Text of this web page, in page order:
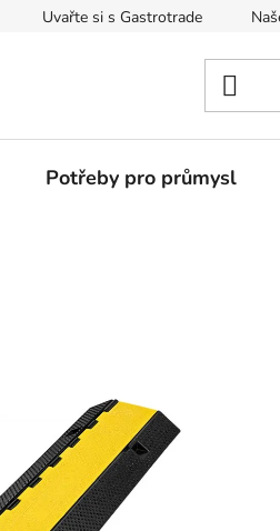
Uvařte si s Gastrotrade
Potřeby pro průmysl